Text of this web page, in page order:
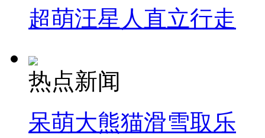
超萌汪星人直立行走
热点新闻
呆萌大熊猫滑雪取乐